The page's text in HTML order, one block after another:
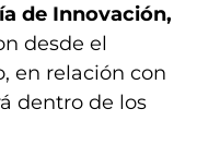
de Innovación,
desde el
en relación con
dentro de los